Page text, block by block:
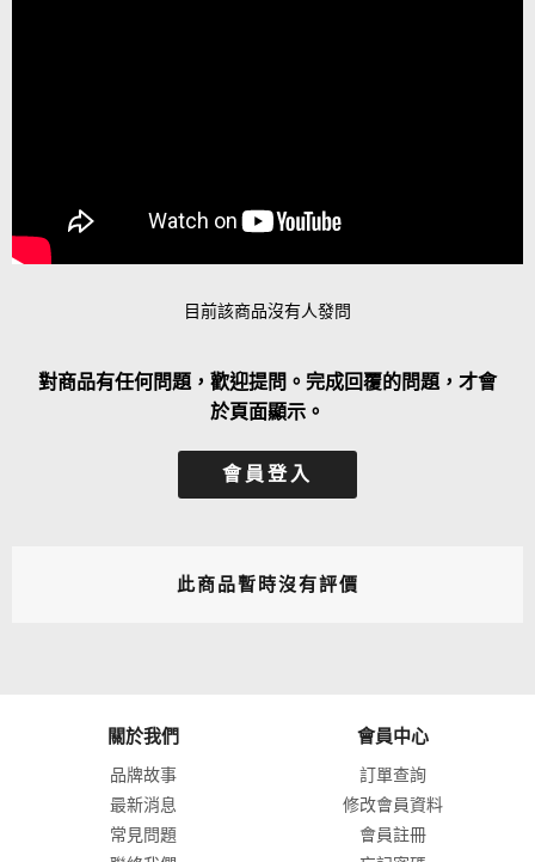
目前該商品沒有人發問
對商品有任何問題，歡迎提問。完成回覆的問題，才會
於頁面顯示。
會員登入
此商品暫時沒有評價
關於我們
品牌故事
最新消息
常見問題
會員中心
訂單查詢
修改會員資料
會員註冊